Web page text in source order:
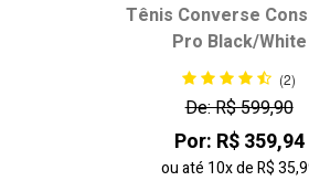
Tênis Converse Cons
Pro Black/White
(2)
De: R$ 599,90
Por: R$ 359,94
ou até 10xdeR$